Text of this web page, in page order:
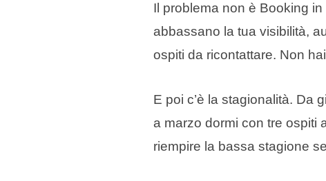
Il problema non è Booking in
abbassano la tua visibilità,
ospiti da ricontattare. Non
E poi c’è la stagionalità. Da
a marzo dormi con tre ospiti
riempire la bassa stagione